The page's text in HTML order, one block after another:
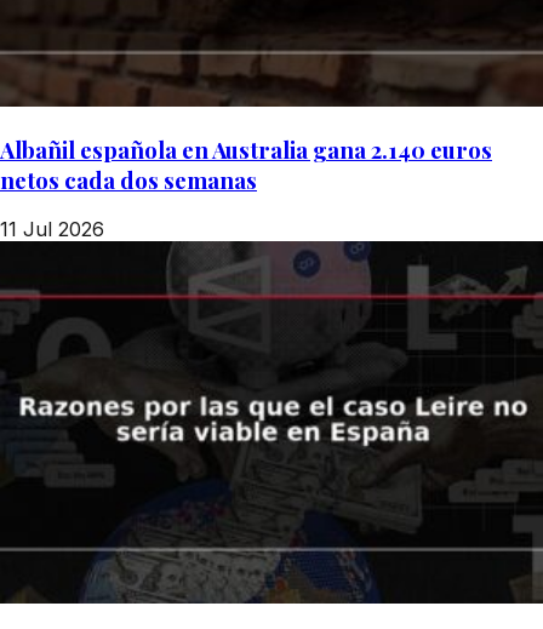
Albañil española en Australia gana 2.140 euros
netos cada dos semanas
11 Jul 2026